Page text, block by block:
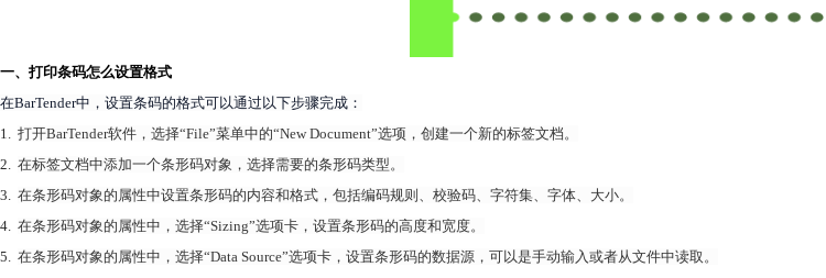
一、打印条码怎么设置格式
在BarTender中，设置条码的格式可以通过以下步骤完成：
1. 打开BarTender软件，选择“File”菜单中的“New Document”选项，创建一个新的标签文档。
2. 在标签文档中添加一个条形码对象，选择需要的条形码类型。
3. 在条形码对象的属性中设置条形码的内容和格式，包括编码规则、校验码、字符集、字体、大小。
4. 在条形码对象的属性中，选择“Sizing”选项卡，设置条形码的高度和宽度。
5. 在条形码对象的属性中，选择“Data Source”选项卡，设置条形码的数据源，可以是手动输入或者从文件中读取。